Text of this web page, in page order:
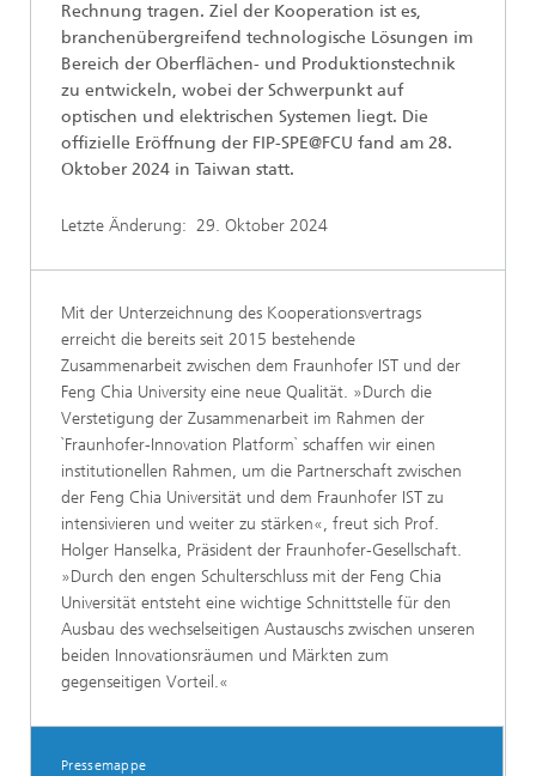
Rechnung tragen. Ziel der Kooperation ist es,
branchenübergreifend technologische Lösungen im
Bereich der Oberflächen- und Produktionstechnik
zu entwickeln, wobei der Schwerpunkt auf
optischen und elektrischen Systemen liegt. Die
offizielle Eröffnung der FIP-SPE@FCU fand am 28.
Oktober 2024 in Taiwan statt.
Letzte Änderung: 29. Oktober 2024
Mit der Unterzeichnung des Kooperationsvertrags
erreicht die bereits seit 2015 bestehende
Zusammenarbeit zwischen dem Fraunhofer IST und der
Feng Chia University eine neue Qualität. »Durch die
Verstetigung der Zusammenarbeit im Rahmen der
`Fraunhofer-Innovation Platform` schaffen wir einen
institutionellen Rahmen, um die Partnerschaft zwischen
der Feng Chia Universität und dem Fraunhofer IST zu
intensivieren und weiter zu stärken«, freut sich Prof.
Holger Hanselka, Präsident der Fraunhofer-Gesellschaft.
»Durch den engen Schulterschluss mit der Feng Chia
Universität entsteht eine wichtige Schnittstelle für den
Ausbau des wechselseitigen Austauschs zwischen unseren
beiden Innovationsräumen und Märkten zum
gegenseitigen Vorteil.«
Pressemappe